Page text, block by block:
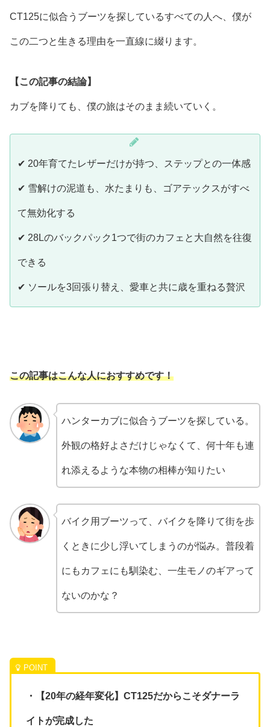
CT125に似合うブーツを探しているすべての人へ、僕が
この二つと生きる理由を一直線に綴ります。
【この記事の結論】
カブを降りても、僕の旅はそのまま続いていく。
✔ 20年育てたレザーだけが持つ、ステップとの一体感
✔ 雪解けの泥道も、水たまりも、ゴアテックスがすべ
て無効化する
✔ 28Lのバックパック1つで街のカフェと大自然を往復
できる
✔ ソールを3回張り替え、愛車と共に歳を重ねる贅沢
この記事はこんな人におすすめです！
ハンターカブに似合うブーツを探している。
外観の格好よさだけじゃなくて、何十年も連
れ添えるような本物の相棒が知りたい
バイク用ブーツって、バイクを降りて街を歩
くときに少し浮いてしまうのが悩み。普段着
にもカフェにも馴染む、一生モノのギアって
ないのかな？
・【20年の経年変化】CT125だからこそダナーラ
イトが完成した